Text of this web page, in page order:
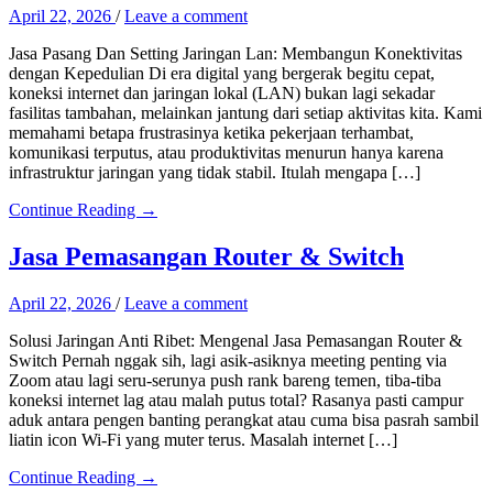
April 22, 2026 /Leave a comment
Jasa Pasang Dan Setting Jaringan Lan: Membangun Konektivitas
dengan Kepedulian Di era digital yang bergerak begitu cepat,
koneksi internet dan jaringan lokal (LAN) bukan lagi sekadar
fasilitas tambahan, melainkan jantung dari setiap aktivitas kita. Kami
memahami betapa frustrasinya ketika pekerjaan terhambat,
komunikasi terputus, atau produktivitas menurun hanya karena
infrastruktur jaringan yang tidak stabil. Itulah mengapa […]
Continue Reading →
Jasa Pemasangan Router & Switch
April 22, 2026 /Leave a comment
Solusi Jaringan Anti Ribet: Mengenal Jasa Pemasangan Router &
Switch Pernah nggak sih, lagi asik-asiknya meeting penting via
Zoom atau lagi seru-serunya push rank bareng temen, tiba-tiba
koneksi internet lag atau malah putus total? Rasanya pasti campur
aduk antara pengen banting perangkat atau cuma bisa pasrah sambil
liatin icon Wi-Fi yang muter terus. Masalah internet […]
Continue Reading →